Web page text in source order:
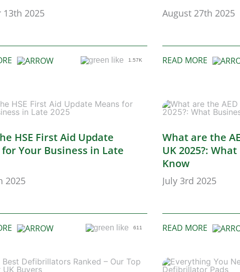
13th 2025
1.57K
August 27th 2025
READ MORE
HSE First Aid Update
Your Business in Late
2025
611
What are the
UK 2025?:
Know
July 3rd 2025
READ MORE